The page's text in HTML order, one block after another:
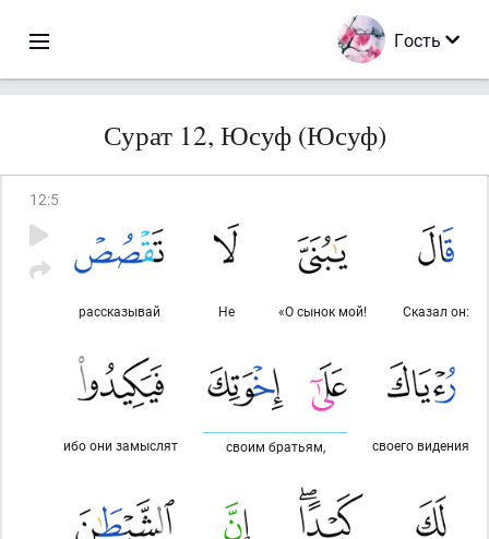
Гость
Сурат 12, Юсуф (Юсуф)
12:5
Сказал он:
«О сынок мой!
Не
рассказывай
своего видения
своим братьям,
ибо они замыслят